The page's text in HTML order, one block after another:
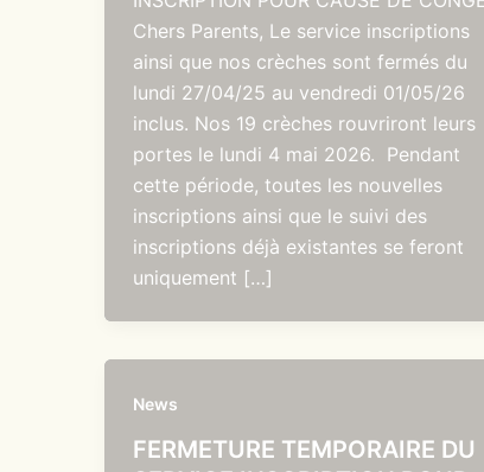
Chers Parents, Le service inscriptions
ainsi que nos crèches sont fermés du
lundi 27/04/25 au vendredi 01/05/26
inclus. Nos 19 crèches rouvriront leurs
portes le lundi 4 mai 2026. Pendant
cette période, toutes les nouvelles
inscriptions ainsi que le suivi des
inscriptions déjà existantes se feront
uniquement […]
News
FERMETURE TEMPORAIRE DU